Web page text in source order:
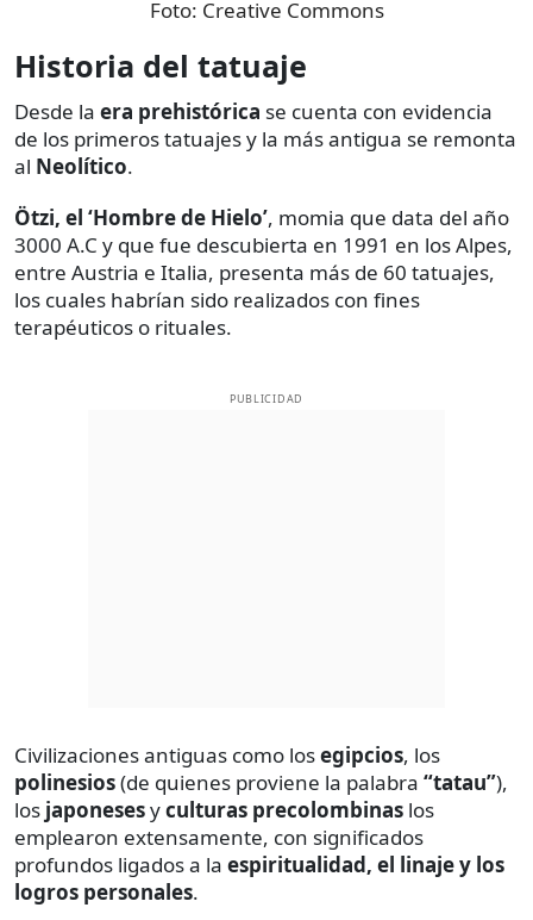
Foto: Creative Commons
Historia del tatuaje
Desde la era prehistórica se cuenta con evidencia
de los primeros tatuajes y la más antigua se remonta
al Neolítico.
Ötzi, el ‘Hombre de Hielo’, momia que data del año
3000 A.C y que fue descubierta en 1991 en los Alpes,
entre Austria e Italia, presenta más de 60 tatuajes,
los cuales habrían sido realizados con fines
terapéuticos o rituales.
PUBLICIDAD
Civilizaciones antiguas como losegipcios, los
polinesios(de quienes proviene la palabra “tatau”),
los japonesesyculturas precolombinas los
emplearon extensamente, con significados
profundos ligados a la espiritualidad, el linaje y los
logros personales.